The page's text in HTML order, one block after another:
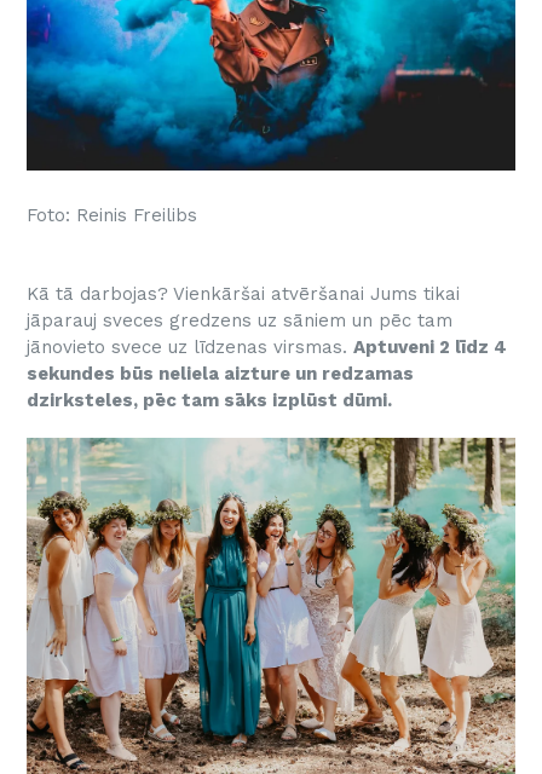
Foto: Reinis Freilibs
Kā tā darbojas? Vienkāršai atvēršanai Jums tikai
jāparauj sveces gredzens uz sāniem un pēc tam
jānovieto svece uz līdzenas virsmas. Aptuveni 2 līdz 4
sekundes būs neliela aizture un redzamas
dzirksteles, pēc tam sāks izplūst dūmi.